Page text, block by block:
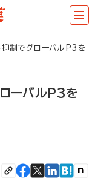
抑制でグローバルP3を
ーバルP3を